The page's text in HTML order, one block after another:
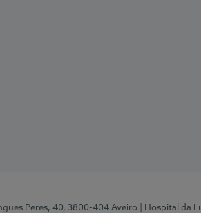
Peres, 40, 3800-404 Aveiro | Hospital da